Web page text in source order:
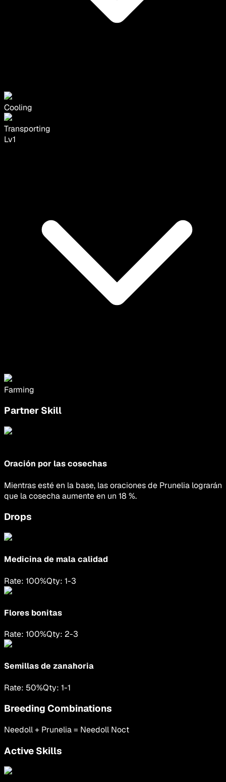
Cooling
Transporting
Lv1
Farming
Partner Skill
Oración por las cosechas
Mientras esté en la base, las oraciones de Prunelia lograrán
que la cosecha aumente en un 18 %.
Drops
Medicina de mala calidad
Rate: 100%Qty: 1-3
Flores bonitas
Rate: 100%Qty: 2-3
Semillas de zanahoria
Rate: 50%Qty: 1-1
Breeding Combinations
Needoll+ Prunelia= Needoll Noct
Active Skills